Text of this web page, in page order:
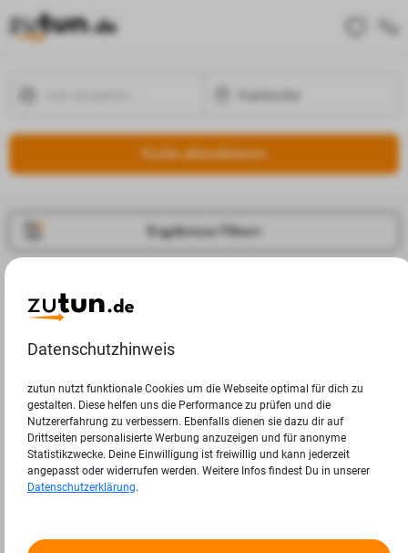
Suche aktualisieren
Ergebnisse Filtern
Deine Suchanfrage in Karlsruhe ergab leider keine
Datenschutzhinweis
zutun nutzt funktionale Cookies um die Webseite optimal für dich zu
gestalten. Diese helfen uns die Performance zu prüfen und die
Nutzererfahrung zu verbessern. Ebenfalls dienen sie dazu dir auf
Drittseiten personalisierte Werbung anzuzeigen und für anonyme
Statistikzwecke. Deine Einwilligung ist freiwillig und kann jederzeit
angepasst oder widerrufen werden. Weitere Infos findest Du in unserer
Datenschutzerklärung.